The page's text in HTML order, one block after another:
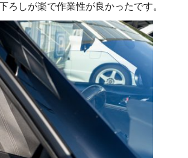
ろしが楽で作業性が良かったです。